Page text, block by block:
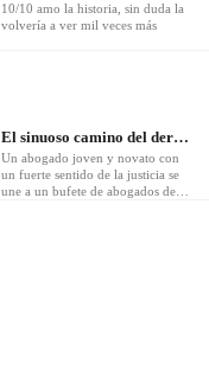
10/10 amo la historia, sin duda la
volvería a ver mil veces más
El sinuoso camino del derecho
Un abogado joven y novato con
un fuerte sentido de la justicia se
une a un bufete de abogados de